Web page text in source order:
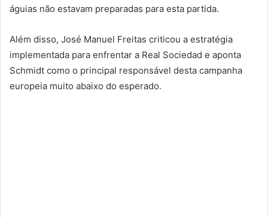
águias não estavam preparadas para esta partida.
Além disso, José Manuel Freitas criticou a estratégia
implementada para enfrentar a Real Sociedad e aponta
Schmidt como o principal responsável desta campanha
europeia muito abaixo do esperado.